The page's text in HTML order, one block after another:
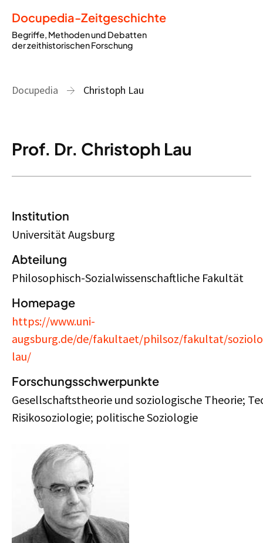
Docupedia-Zeitgeschichte
Begriffe, Methoden und Debatten
der zeithistorischen Forschung
Docupedia Christoph Lau
Prof. Dr. Christoph Lau
Institution
Universität Augsburg
Abteilung
Philosophisch-Sozialwissenschaftliche Fakultät
Homepage
https://www.uni-
augsburg.de/de/fakultaet/philsoz/fakultat/
lau/
Forschungsschwerpunkte
Gesellschaftstheorie und soziologische Theorie;
Risikosoziologie; politische Soziologie